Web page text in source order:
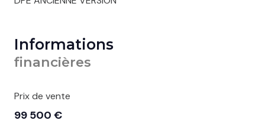
Informations
financières
Prix de vente
99 500 €